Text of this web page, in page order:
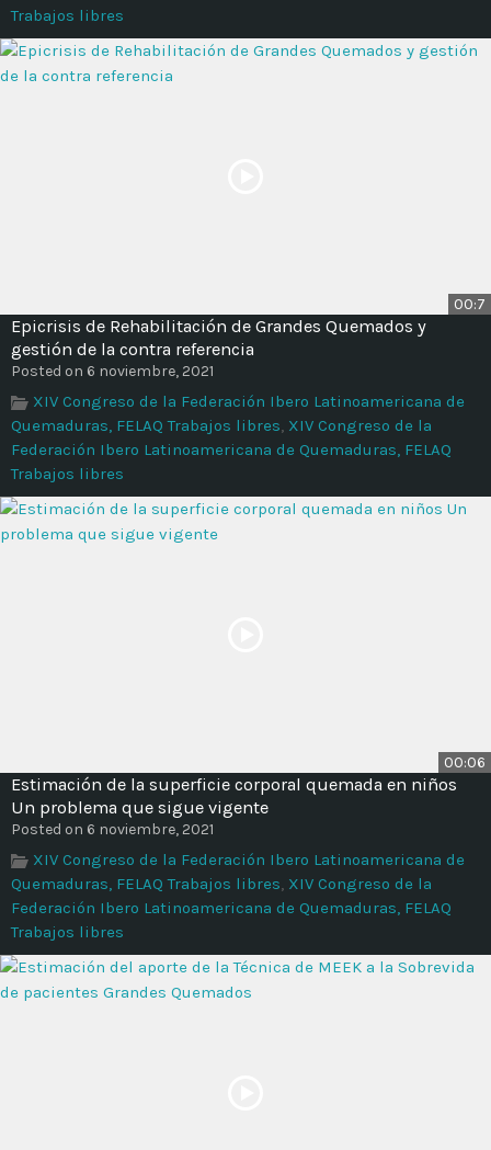
Trabajos libres
00:7
Epicrisis de Rehabilitación de Grandes Quemados y
gestión de la contra referencia
Posted on 6 noviembre, 2021
XIV Congreso de la Federación Ibero Latinoamericana de
Quemaduras, FELAQ Trabajos libres, XIV Congreso de la
Federación Ibero Latinoamericana de Quemaduras, FELAQ
Trabajos libres
00:06
Estimación de la superficie corporal quemada en niños
Un problema que sigue vigente
Posted on 6 noviembre, 2021
XIV Congreso de la Federación Ibero Latinoamericana de
Quemaduras, FELAQ Trabajos libres, XIV Congreso de la
Federación Ibero Latinoamericana de Quemaduras, FELAQ
Trabajos libres